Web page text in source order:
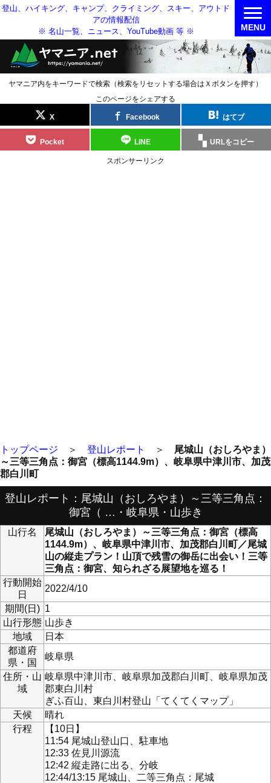
登山、ハイキング、キャンプ、クライミング、スキー、アウトド
アの情報配信
※ 名山一覧、ニュース、YouTube動画 等 ※
ヤマニア内をキーワードで検索（検索をリセットする場合はＸボタンを押す）
MENU
このページをシェアする
X Facebook はてブ
Pocket LINE URLをコピー
スポンサーリンク
トップページ ＞ 登山レポート ＞ 尾城山（おしろやま）
～三等三角点：御宮（標高1144.9m）、岐阜県中津川市、加茂
郡白川町
登山レポート：尾城山（おしろやま）～三等三角点：
御宮（ …・岐阜県・山歩き
山行名
尾城山（おしろやま）～三等三角点：御宮（標高
1144.9m）、岐阜県中津川市、加茂郡白川町／尾城
山の縦走プラン！山頂で残雪の御岳に出会い！三等
三角点：御宮、知られざる展望地を巡る！
行動開始
日
2022/4/10
期間(日) 1
山行形態 山歩き
地域
日本
都道府
県・国
岐阜県
住所・山
域
岐阜県中津川市、岐阜県加茂郡白川町、岐阜県加茂
郡東白川村
ぎふ百山、東白川村登山「てくてくマップ」
天候
晴れ
行程
【10日】
11:54 尾城山登山口、駐車地
12:33 佐見川源流
12:42 縦走路に出る、分岐
12:44/13:15 尾城山、二等三角点：尾城